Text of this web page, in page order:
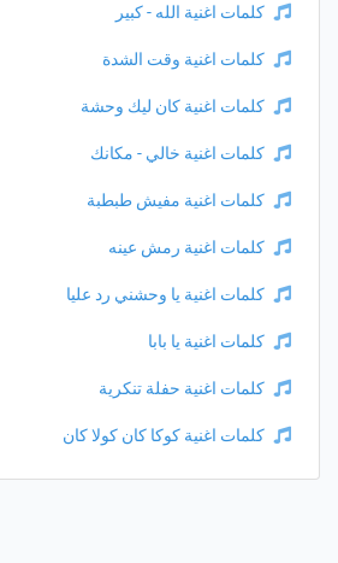
كلمات اغنية الله - كبير
كلمات اغنية وقت الشدة
كلمات اغنية كان ليك وحشة
كلمات اغنية خالي - مكانك
كلمات اغنية مفيش طبطبة
كلمات اغنية رمش عينه
كلمات اغنية يا وحشني رد عليا
كلمات اغنية يا بابا
كلمات اغنية حفلة تنكرية
كلمات اغنية كوكا كان كولا كان